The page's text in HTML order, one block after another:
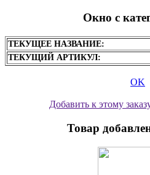
Окно с
ТЕКУЩЕЕ НАЗВАНИЕ:
ТЕКУЩИЙ АРТИКУЛ:
OK
Добавить к этому
Товар